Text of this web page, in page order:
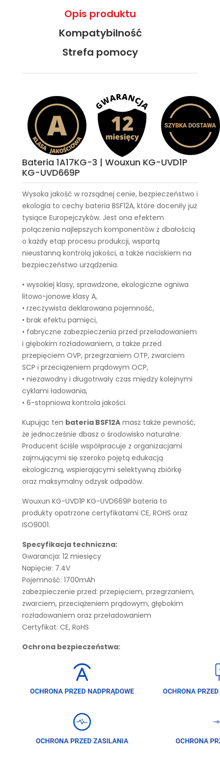
Opis produktu
Kompatybilność
Strefa pomocy
Bateria 1A17KG-3 | Wouxun KG-UVD1P
KG-UVD669P
Wysoka jakość w rozsądnej cenie, bezpieczeństwo i
ekologia to cechy bateria BSF12A, które doceniły już
tysiące Europejczyków. Jest ona efektem
połączenia najlepszych komponentów z dbałością
o każdy etap procesu produkcji, wspartą
nieustanną kontrolą jakości, a także naciskiem na
bezpieczeństwo urządzenia.
• wysokiej klasy, sprawdzone, ekologiczne ogniwa
litowo-jonowe klasy A,
• rzeczywista deklarowana pojemność,
• brak efektu pamięci,
• fabryczne zabezpieczenia przed przeładowaniem
i głębokim rozładowaniem, a także przed
przepięciem OVP, przegrzaniem OTP, zwarciem
SCP i przeciążeniem prądowym OCP,
• niezawodny i długotrwały czas między kolejnymi
cyklami ładowania,
• 6-stopniowa kontrola jakości.
Kupując ten bateria BSF12A masz także pewność,
że jednocześnie dbasz o środowisko naturalne.
Producent ściśle współpracuje z organizacjami
zajmującymi się szeroko pojętą edukacją
ekologiczną, wspierającymi selektywną zbiórkę
oraz maksymalny odzysk odpadów.
Wouxun KG-UVD1P KG-UVD669P bateria to
produkty opatrzone certyfikatami CE, ROHS oraz
ISO9001.
Specyfikacja techniczna:
Gwarancja: 12 miesięcy
Napięcie: 7.4V
Pojemność: 1700mAh
zabezpieczenie przed: przepięciem, przegrzaniem,
zwarciem, przeciążeniem prądowym, głębokim
rozładowaniem oraz przeładowaniem
Certyfikat: CE, RoHS
Ochrona bezpieczeństwa: